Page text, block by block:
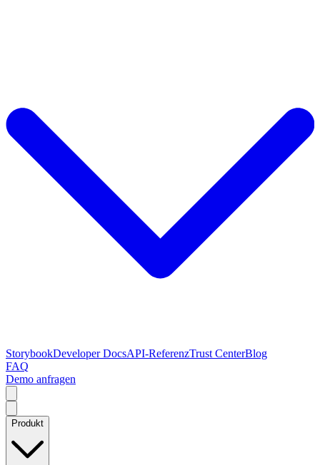
StorybookDeveloper DocsAPI-ReferenzTrust CenterBlog
FAQ
Demo anfragen
Produkt